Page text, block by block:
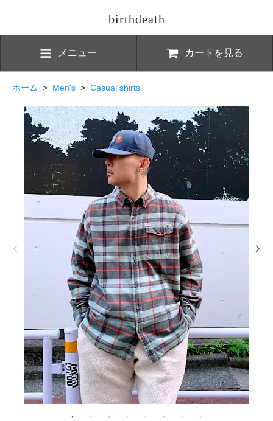
birthdeath
メニュー カートを見る
ホーム > Men's > Casual shirts